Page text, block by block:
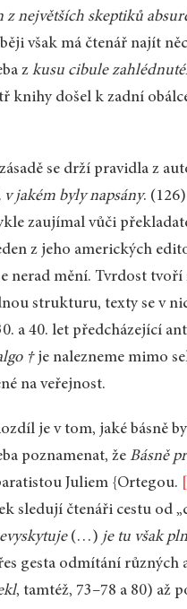
z největších skeptiků
však má čtenář najít
zkusu cibule
knihy došel k zadní
se drží pravidla z
jakém byly napsány.
zaujímal vůči
z jeho amerických
nerad mění. Tvrdost tvoří
strukturu, texty se v
a 40. let předcházející
†je nalezneme mimo
na veřejnost.
je v tom, jaké básně
poznamenat, žeBásně
Juliem {Ortegou.
sledují čtenáři cestu od
(…) je tu však
gesta odmítání různých
, tamtéž, 73–78 a 80) až